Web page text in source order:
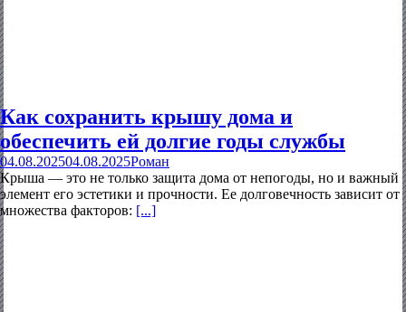
Как сохранить крышу дома и
обеспечить ей долгие годы службы
04.08.202504.08.2025Роман
Крыша — это не только защита дома от непогоды, но и важный
элемент его эстетики и прочности. Ее долговечность зависит от
множества факторов: [...]